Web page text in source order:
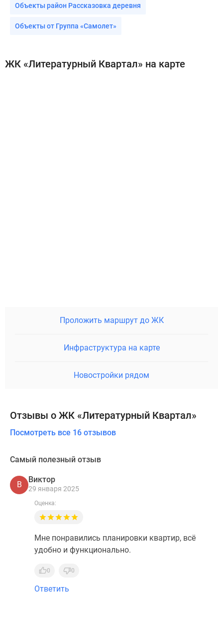
Объекты район Рассказовка деревня
Объекты от Группа «Самолет»
ЖК «Литературный Квартал» на карте
Проложить маршрут до ЖК
Инфраструктура на карте
Новостройки рядом
Отзывы о ЖК «Литературный Квартал»
Посмотреть все 16 отзывов
Самый полезный отзыв
В
Виктор
29 января 2025
Оценка:
Мне понравились планировки квартир, всё
удобно и функционально.
0 0
Ответить